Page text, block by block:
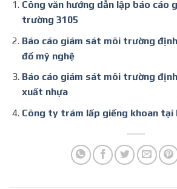
Công văn hướng dẫn lập báo cáo
trường 3105
Báo cáo giám sát môi trường
đồ mỹ nghệ
Báo cáo giám sát môi trường
xuất nhựa
Công ty trám lấp giếng khoan tại